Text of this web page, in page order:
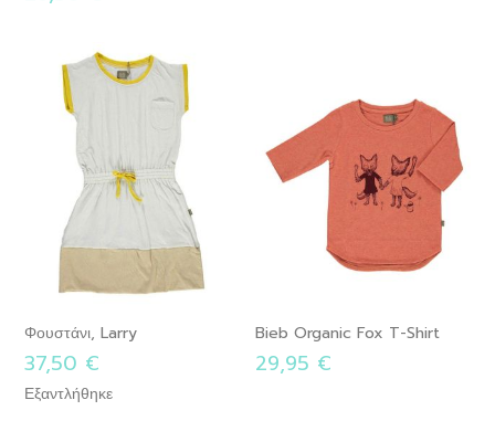
Φουστάνι, Larry
37,50 €
Εξαντλήθηκε
Bieb Organic Fox T-Shirt
29,95 €